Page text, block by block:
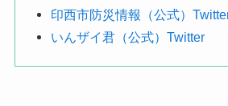
印西市防災情報（公式）
いんザイ君（公式）Twitter